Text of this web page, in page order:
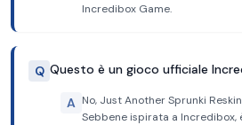
Incredibox Game.
Q Questo è un gioco ufficiale
A No, Just Another Sprunki
Sebbene ispirata a Incredibox,